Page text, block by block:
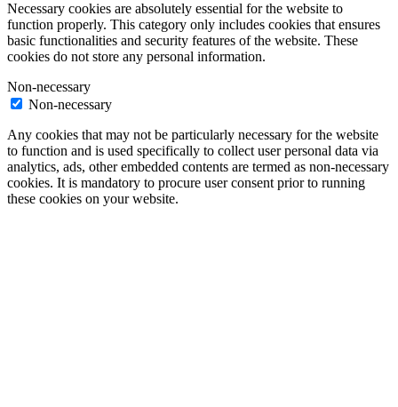
Necessary cookies are absolutely essential for the website to
function properly. This category only includes cookies that ensures
basic functionalities and security features of the website. These
cookies do not store any personal information.
Non-necessary
Non-necessary
Any cookies that may not be particularly necessary for the website
to function and is used specifically to collect user personal data via
analytics, ads, other embedded contents are termed as non-necessary
cookies. It is mandatory to procure user consent prior to running
these cookies on your website.